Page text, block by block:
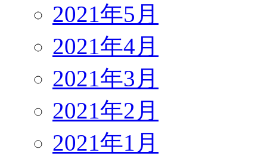
2021年5月
2021年4月
2021年3月
2021年2月
2021年1月